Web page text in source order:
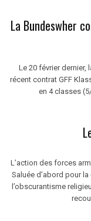
La Bundeswher
Le 20 février dernier,
récent contrat GFF
en 4 classes
L’action des forces
Saluée d’abord pour
l’obscurantisme